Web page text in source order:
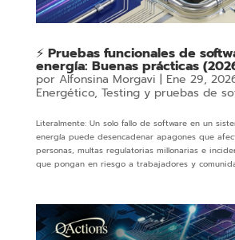
⚡ Pruebas funcionales de
energía: Buenas prácticas
por Alfonsina Morgavi | Ene 29,
Energético, Testing y pruebas de
Literalmente: Un solo fallo de software en un
energía puede desencadenar apagones que
personas, multas regulatorias millonarias e
que pongan en riesgo a trabajadores y